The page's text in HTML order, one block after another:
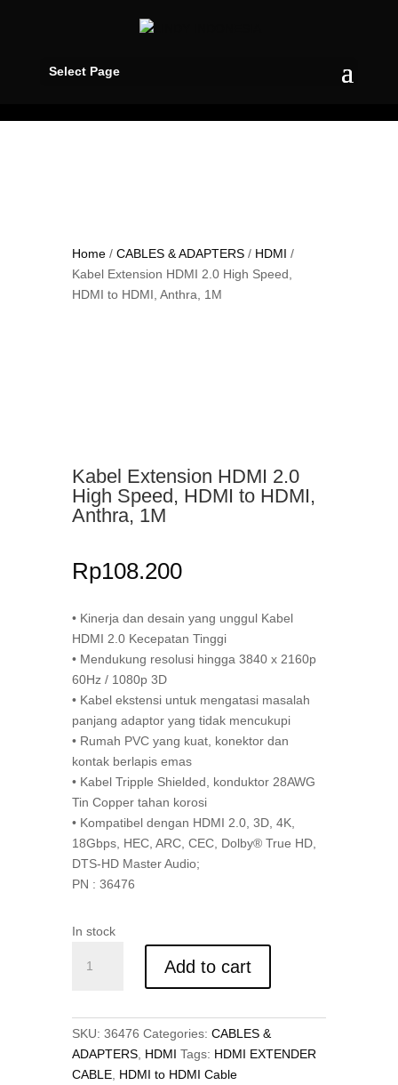
Select Page
Home/ CABLES & ADAPTERS/ HDMI /
Kabel Extension HDMI 2.0 High Speed,
HDMI to HDMI, Anthra, 1M
Kabel Extension HDMI 2.0
High Speed, HDMI to HDMI,
Anthra, 1M
Rp108.200
• Kinerja dan desain yang unggul Kabel
HDMI 2.0 Kecepatan Tinggi
• Mendukung resolusi hingga 3840 x 2160p
60Hz / 1080p 3D
• Kabel ekstensi untuk mengatasi masalah
panjang adaptor yang tidak mencukupi
• Rumah PVC yang kuat, konektor dan
kontak berlapis emas
• Kabel Tripple Shielded, konduktor 28AWG
Tin Copper tahan korosi
• Kompatibel dengan HDMI 2.0, 3D, 4K,
18Gbps, HEC, ARC, CEC, Dolby® True HD,
DTS-HD Master Audio;
PN : 36476
In stock
Extension
High
Speed,
HDMI
Add to cart
SKU: 36476 Categories: CABLES &
ADAPTERS, HDMI Tags: HDMI EXTENDER
CABLE, HDMI to HDMI Cable